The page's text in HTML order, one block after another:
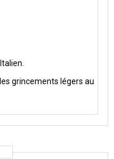
grincements légers au